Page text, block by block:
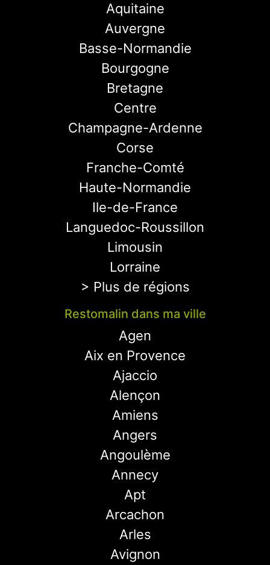
Aquitaine
Auvergne
Basse-Normandie
Bourgogne
Bretagne
Centre
Champagne-Ardenne
Corse
Franche-Comté
Haute-Normandie
Ile-de-France
Languedoc-Roussillon
Limousin
Lorraine
> Plus de régions
Restomalin dans ma ville
Agen
Aix en Provence
Ajaccio
Alençon
Amiens
Angers
Angoulème
Annecy
Apt
Arcachon
Arles
Avignon